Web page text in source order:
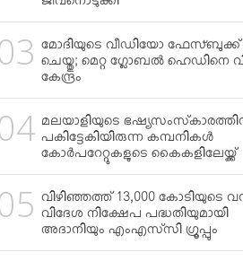
മോദിയുടെ വീഡിയോ ഫേസ്ബുക്ക്
ചെയ്തു; മെറ്റ ഗ്ലോബല്‍ ഹെഡിനെ
കേന്ദ്രം
മലയാളിയുടെ
പകിട്ടേകിയിരുന്ന കമ്പനികള്‍
കോര്‍പറേറ്റുകളുടെ കൈകളിലേയ്ക്ക്
വിഴിഞ്ഞത്ത് 13,000 കോടിയുടെ
വിദേശ നിക്ഷേപ പദ്ധതിയുമായി
അദാനിയും എംഎസ്‌സി ഗ്രൂപ്പും